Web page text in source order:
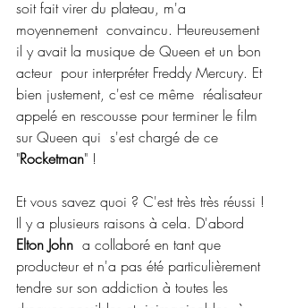
soit fait virer du plateau, m'a
moyennement  convaincu. Heureusement
il y avait la musique de Queen et un bon
acteur  pour interpréter Freddy Mercury. Et
bien justement, c'est ce même  réalisateur
appelé en rescousse pour terminer le film
sur Queen qui  s'est chargé de ce
"Rocketman" !
Et vous savez quoi ? C'est très très réussi !
Il y a plusieurs raisons à cela. D'abord
Elton John
  a collaboré en tant que
producteur et n'a pas été particulièrement
tendre sur son addiction à toutes les